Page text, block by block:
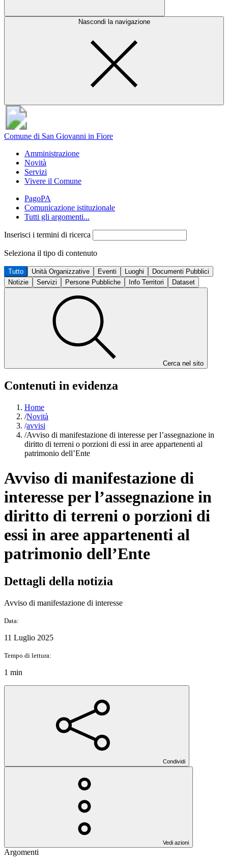
Nascondi la navigazione
Comune di San Giovanni in Fiore
Amministrazione
Novità
Servizi
Vivere il Comune
PagoPA
Comunicazione istituzionale
Tutti gli argomenti...
Inserisci i termini di ricerca
Seleziona il tipo di contenuto
Tutto Unità Organizzative Eventi Luoghi
Documenti Pubblici
Notizie
Servizi Persone Pubbliche Info Territori Dataset
Cerca nel sito
Contenuti in evidenza
Home
/Novità
/avvisi
/Avviso di manifestazione di interesse per l’assegnazione in
diritto di terreni o porzioni di essi in aree appartenenti al
patrimonio dell’Ente
Avviso di manifestazione di
interesse per l’assegnazione in
diritto di terreni o porzioni di
essi in aree appartenenti al
patrimonio dell’Ente
Dettagli della notizia
Avviso di manifestazione di interesse
Data:
11 Luglio 2025
Tempo di lettura:
1 min
Condividi
Vedi azioni
Argomenti